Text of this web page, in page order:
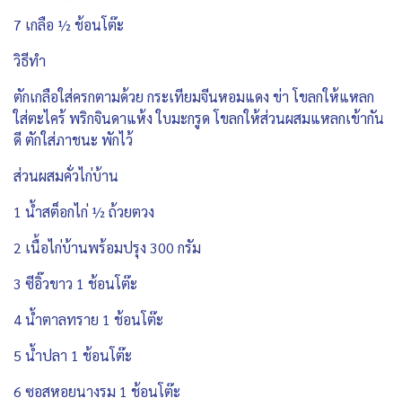
7 เกลือ ½ ช้อนโต๊ะ
วิธีทำ
ตักเกลือใส่ครกตามด้วย กระเทียมจีนหอมแดง ข่า โขลกให้แหลก
ใส่ตะไคร้ พริกจินดาแห้ง ใบมะกรูด โขลกให้ส่วนผสมแหลกเข้ากัน
ดี ตักใส่ภาชนะ พักไว้
ส่วนผสมคั่วไก่บ้าน
1 น้ำสต็อกไก่ ½ ถ้วยตวง
2 เนื้อไก่บ้านพร้อมปรุง 300 กรัม
3 ซีอิ๊วขาว 1 ช้อนโต๊ะ
4 น้ำตาลทราย 1 ช้อนโต๊ะ
5 น้ำปลา 1 ช้อนโต๊ะ
6 ซอสหอยนางรม 1 ช้อนโต๊ะ